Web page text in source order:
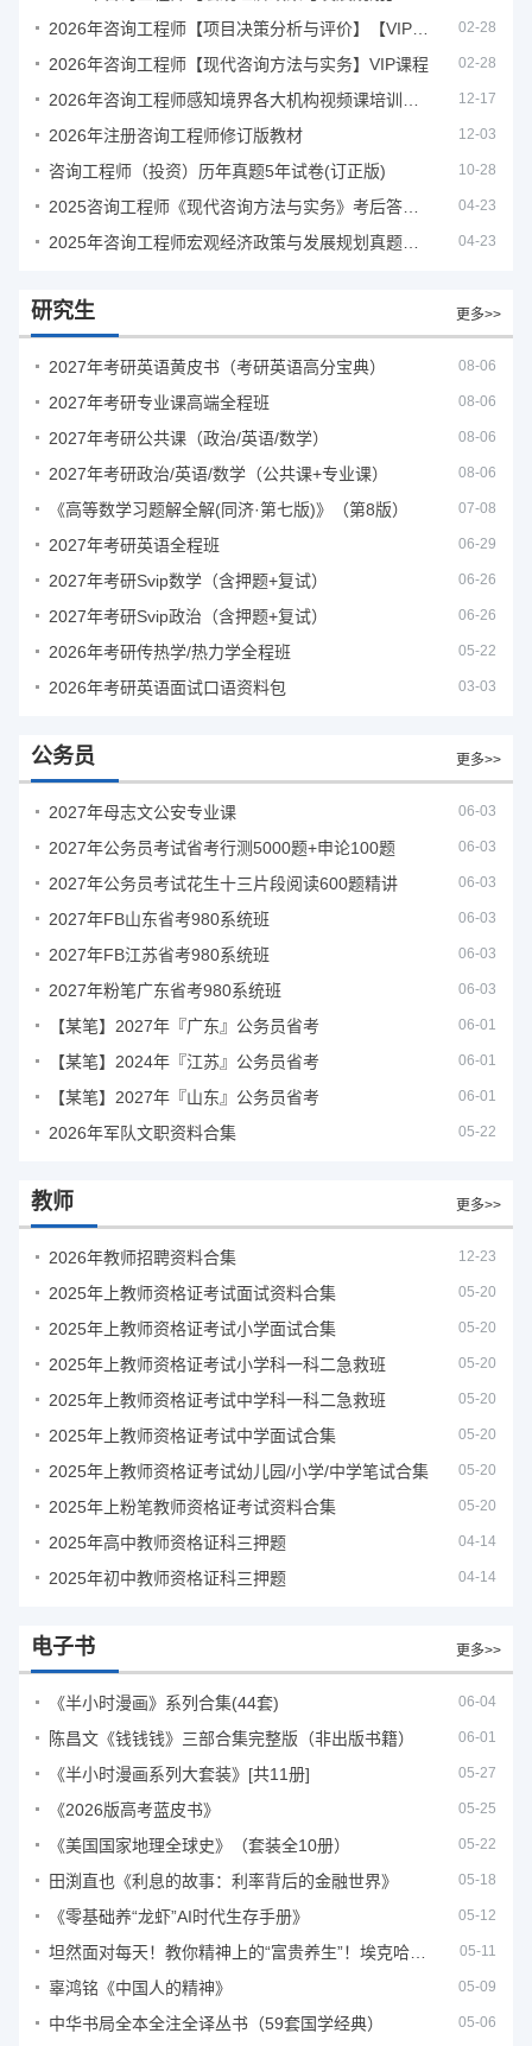
02-28
2026年咨询工程师【现代咨询方法与实务】VIP课程 02-28
12-17
2026年注册咨询工程师修订版教材 12-03
咨询工程师（投资）历年真题5年试卷(订正版) 10-28
04-23
04-23
研究生 更多>>
2027年考研英语黄皮书（考研英语高分宝典） 08-06
2027年考研专业课高端全程班 08-06
2027年考研公共课（政治/英语/数学） 08-06
2027年考研政治/英语/数学（公共课+专业课） 08-06
《高等数学习题解全解(同济·第七版)》（第8版） 07-08
2027年考研英语全程班 06-29
2027年考研Svip数学（含押题+复试） 06-26
2027年考研Svip政治（含押题+复试） 06-26
2026年考研传热学/热力学全程班 05-22
2026年考研英语面试口语资料包 03-03
公务员 更多>>
2027年母志文公安专业课 06-03
2027年公务员考试省考行测5000题+申论100题 06-03
2027年公务员考试花生十三片段阅读600题精讲 06-03
2027年FB山东省考980系统班 06-03
2027年FB江苏省考980系统班 06-03
2027年粉笔广东省考980系统班 06-03
【某笔】2027年『广东』公务员省考 06-01
【某笔】2024年『江苏』公务员省考 06-01
【某笔】2027年『山东』公务员省考 06-01
2026年军队文职资料合集 05-22
教师 更多>>
2026年教师招聘资料合集 12-23
2025年上教师资格证考试面试资料合集 05-20
2025年上教师资格证考试小学面试合集 05-20
2025年上教师资格证考试小学科一科二急救班 05-20
2025年上教师资格证考试中学科一科二急救班 05-20
2025年上教师资格证考试中学面试合集 05-20
2025年上教师资格证考试幼儿园/小学/中学笔试合集 05-20
2025年上粉笔教师资格证考试资料合集 05-20
2025年高中教师资格证科三押题 04-14
2025年初中教师资格证科三押题 04-14
电子书 更多>>
《半小时漫画》系列合集(44套) 06-04
陈昌文《钱钱钱》三部合集完整版（非出版书籍） 06-01
《半小时漫画系列大套装》[共11册] 05-27
《2026版高考蓝皮书》 05-25
《美国国家地理全球史》（套装全10册） 05-22
田渕直也《利息的故事：利率背后的金融世界》 05-18
《零基础养“龙虾”AI时代生存手册》 05-12
05-11
辜鸿铭《中国人的精神》 05-09
中华书局全本全注全译丛书（59套国学经典） 05-06